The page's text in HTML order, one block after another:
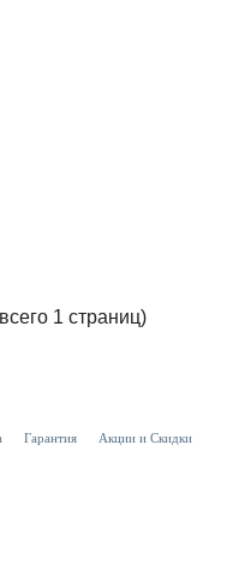
1 страниц)
Гарантия Акции и Скидки